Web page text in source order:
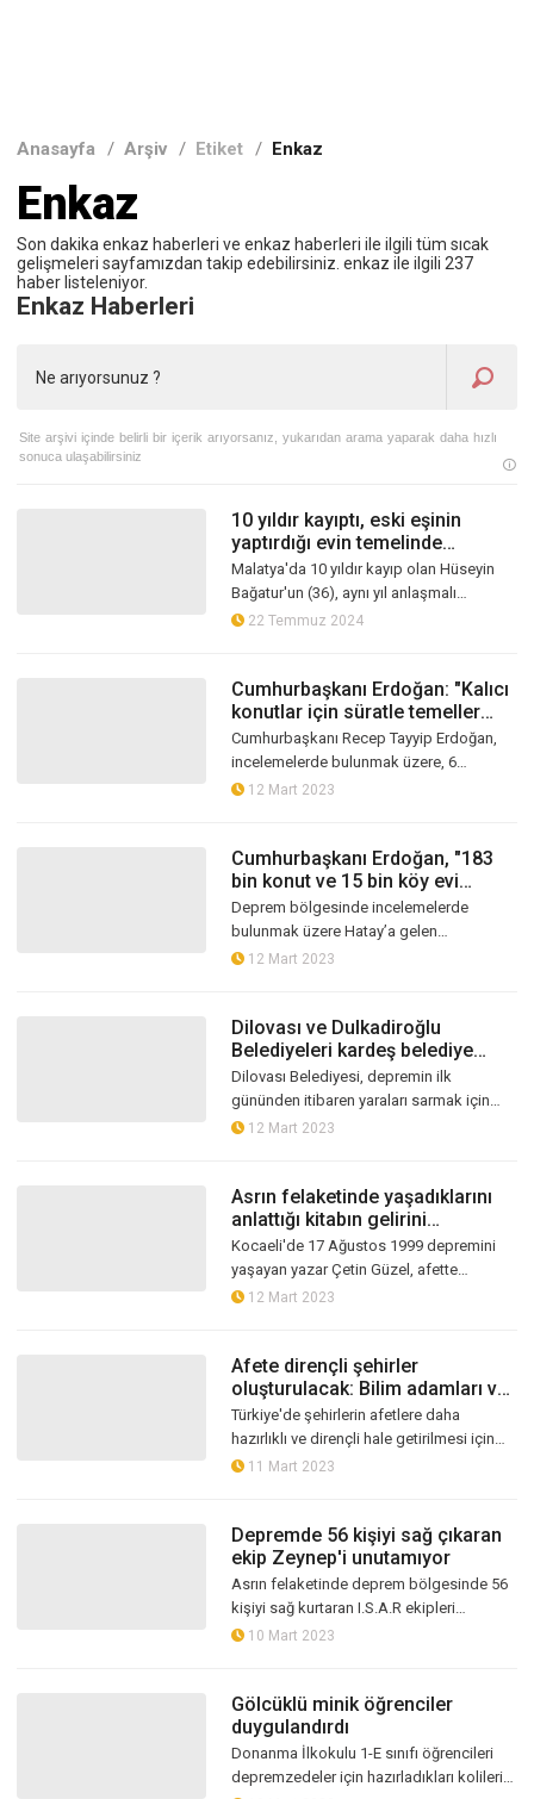
Anasayfa / Arşiv / Etiket / Enkaz
Enkaz
Son dakika enkaz haberleri ve enkaz haberleri ile ilgili tüm sıcak
gelişmeleri sayfamızdan takip edebilirsiniz. enkaz ile ilgili 237
haber listeleniyor.
Enkaz Haberleri
10 yıldır kayıptı, eski eşinin
yaptırdığı evin temelinde
kemikleri bulundu
Malatya'da 10 yıldır kayıp olan Hüseyin
Bağatur'un (36), aynı yıl anlaşmalı
boşandığı Hediye Geçit'in yaptırdığı evin
22 Temmuz 2024
Cumhurbaşkanı Erdoğan: "Kalıcı
konutlar için süratle temeller
atılıyor"
Cumhurbaşkanı Recep Tayyip Erdoğan,
incelemelerde bulunmak üzere, 6
Şubat'taki Kahramanmaraş merkezli
12 Mart 2023
Cumhurbaşkanı Erdoğan, "183
bin konut ve 15 bin köy evi
yapacağız"
Deprem bölgesinde incelemelerde
bulunmak üzere Hatay’a gelen
Cumhurbaşkanı Recep Tayyip Erdoğan ve
12 Mart 2023
Dilovası ve Dulkadiroğlu
Belediyeleri kardeş belediye
oldular
Dilovası Belediyesi, depremin ilk
gününden itibaren yaraları sarmak için
destek olduğu Kahramanmaraş
12 Mart 2023
Asrın felaketinde yaşadıklarını
anlattığı kitabın gelirini
depremzedelere bağışladı
Kocaeli'de 17 Ağustos 1999 depremini
yaşayan yazar Çetin Güzel, afette
yaşadıklarını anlattığı "Fırtına Kuşu" isimli
12 Mart 2023
Afete dirençli şehirler
oluşturulacak: Bilim adamları ve
uzmanların görev alanları belli
oldu
Türkiye'de şehirlerin afetlere daha
hazırlıklı ve dirençli hale getirilmesi için
oluşturulan Türkiye Ulusal Risk Kalkanı
11 Mart 2023
Depremde 56 kişiyi sağ çıkaran
ekip Zeynep'i unutamıyor
Asrın felaketinde deprem bölgesinde 56
kişiyi sağ kurtaran I.S.A.R ekipleri
yaşadıklarını anlattı. 50 saatlik enkaz
10 Mart 2023
Gölcüklü minik öğrenciler
duygulandırdı
Donanma İlkokulu 1-E sınıfı öğrencileri
depremzedeler için hazırladıkları kolilerin
Site arşivi içinde belirli bir içerik arıyorsanız, yukarıdan arama yaparak daha hızlı
sonuca ulaşabilirsiniz